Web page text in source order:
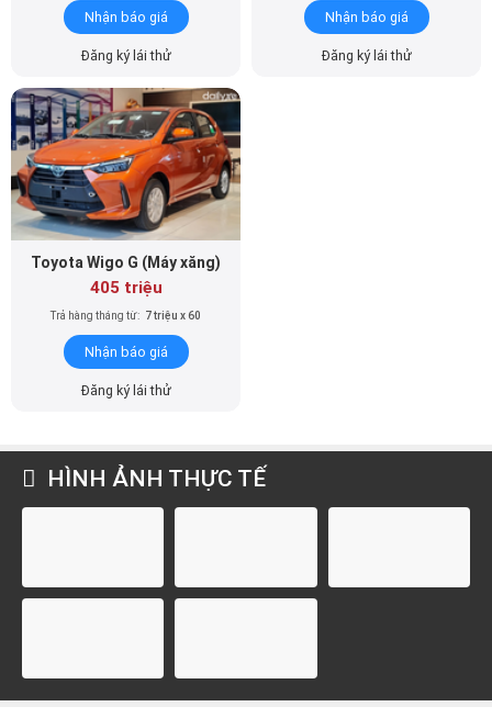
Nhận báo giá
Đăng ký lái thử
Nhận báo giá
Đăng ký lái thử
Toyota Wigo G (Máy xăng)
405 triệu
Trả hàng tháng từ: 7 triệu x 60
Nhận báo giá
Đăng ký lái thử
HÌNH ẢNH THỰC TẾ